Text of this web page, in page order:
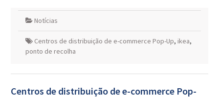
Notícias
Centros de distribuição de e-commerce Pop-Up, ikea,
ponto de recolha
Centros de distribuição de e-commerce Pop-